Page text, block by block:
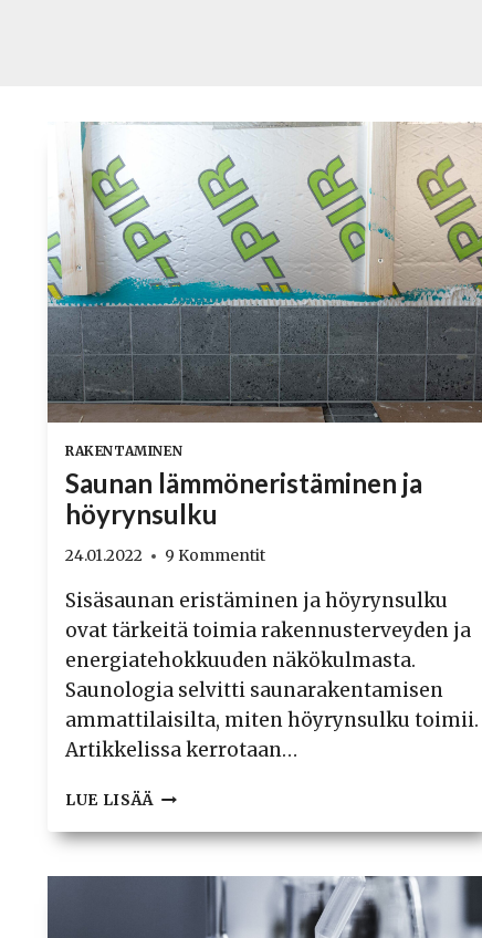
RAKENTAMINEN
Saunan lämmöneristäminen ja
höyrynsulku
24.01.2022 9 Kommentit
Sisäsaunan eristäminen ja höyrynsulku
ovat tärkeitä toimia rakennusterveyden ja
energiatehokkuuden näkökulmasta.
Saunologia selvitti saunarakentamisen
ammattilaisilta, miten höyrynsulku toimii.
Artikkelissa kerrotaan…
LUE LISÄÄ SAUNAN
JA